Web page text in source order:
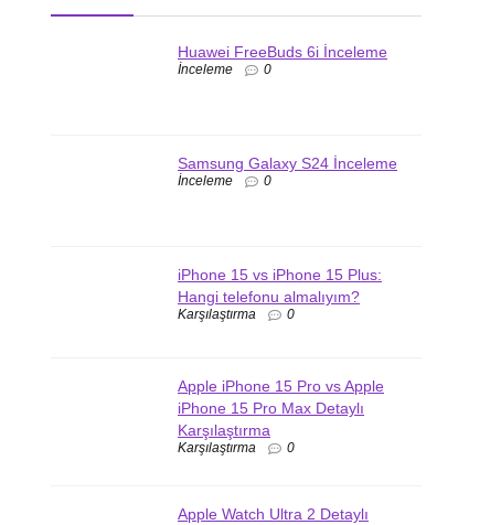
Huawei FreeBuds 6i İnceleme
İnceleme 0
Samsung Galaxy S24 İnceleme
İnceleme 0
iPhone 15 vs iPhone 15 Plus:
Hangi telefonu almalıyım?
Karşılaştırma 0
Apple iPhone 15 Pro vs Apple
iPhone 15 Pro Max Detaylı
Karşılaştırma
Karşılaştırma 0
Apple Watch Ultra 2 Detaylı